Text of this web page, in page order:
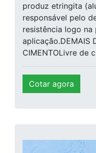
produz etringita
responsável pelo
resistência logo na
aplicação.DEMAIS
CIMENTOLivre de
Cotar agora